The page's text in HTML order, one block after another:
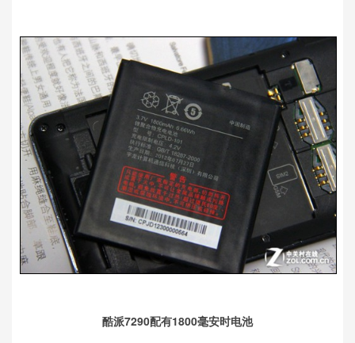
酷派7290配有1800毫安时电池